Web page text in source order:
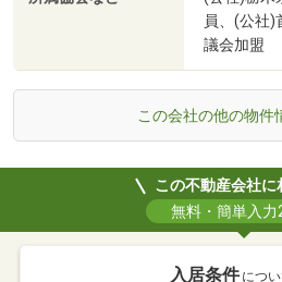
員、(公社)
議会加盟
この会社の他の物件
この不動産会社に
無料・簡単入力
入居条件 につ